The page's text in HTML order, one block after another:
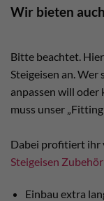
Wir bieten
Bitte beachtet.
Steigeisen an. Wer
anpassen will oder
muss unser
Dabei profitiert ihr
Steigeisen
Einbau extra